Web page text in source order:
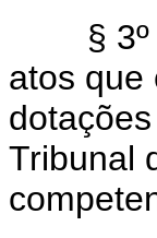
§ 3º
atos que
Tribunal